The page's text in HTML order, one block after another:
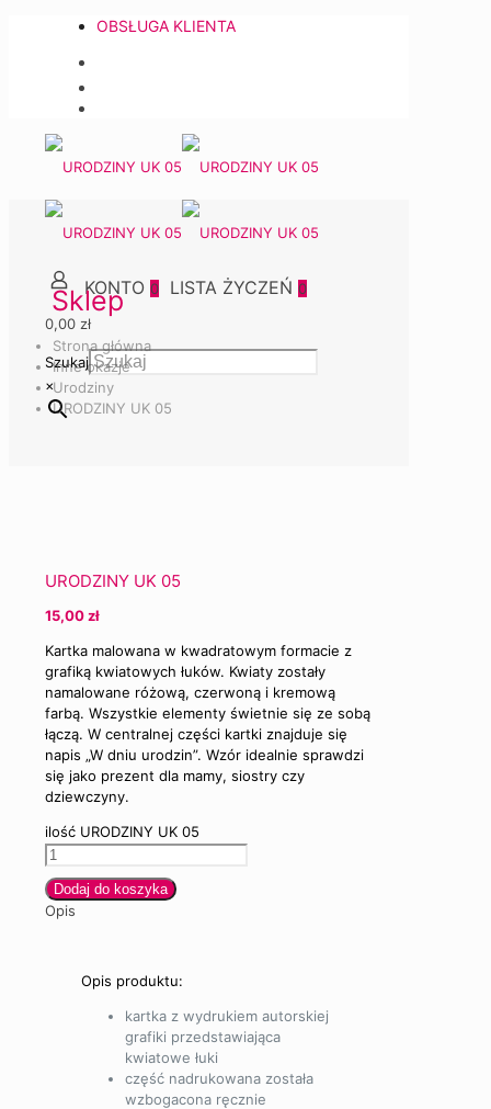
OBSŁUGA KLIENTA
0
0
0,00 zł
Szukaj
×
Sklep
Strona główna
Inne okazje
Urodziny
URODZINY UK 05
URODZINY UK 05
15,00zł
Kartka malowana w kwadratowym formacie z
grafiką kwiatowych łuków. Kwiaty zostały
namalowane różową, czerwoną i kremową
farbą. Wszystkie elementy świetnie się ze sobą
łączą. W centralnej części kartki znajduje się
napis „W dniu urodzin”. Wzór idealnie sprawdzi
się jako prezent dla mamy, siostry czy
dziewczyny.
ilość URODZINY UK 05
Dodaj do koszyka
Opis
Opis produktu:
kartka z wydrukiem autorskiej
grafiki przedstawiająca
kwiatowe łuki
część nadrukowana została
wzbogacona ręcznie